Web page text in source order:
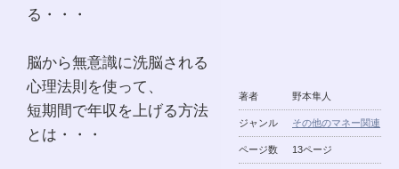
著者 野本隼人
ジャンル その他のマネー関連
ページ数 13ページ
る・・・
脳から無意識に洗脳される
心理法則を使って、
短期間で年収を上げる方法
とは・・・